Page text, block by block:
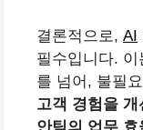
결론적으로, AI
필수입니다.
를 넘어, 불필
고객 경험을 개
안팀의 업무